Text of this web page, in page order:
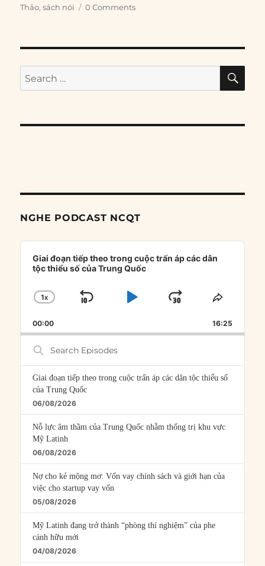
Thảo,sách nói 0 Comments
Search
for:
NGHE PODCAST NCQT
Audio
Player
Giai đoạn tiếp theo trong cuộc trấn áp các dân
tộc thiểu số của Trung Quốc
CHANGE
RATE
1X
SKIP
PLAYJUMP
FORWARD
SHARE
00:00 16:25
Search
Episodes
Giai đoạn tiếp theo trong cuộc trấn áp các dân tộc thiểu số
của Trung Quốc
06/08/2026
Nỗ lực âm thầm của Trung Quốc nhằm thống trị khu vực
Mỹ Latinh
06/08/2026
Nợ cho kẻ mộng mơ: Vốn vay chính sách và giới hạn của
việc cho startup vay vốn
05/08/2026
Mỹ Latinh đang trở thành “phòng thí nghiệm” của phe
cánh hữu mới
04/08/2026